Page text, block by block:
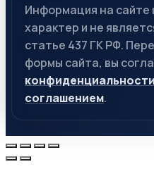
Информация на сайте
характер и не
статье 437 ГК РФ.
формы сайта, вы
конфиденциальности
соглашением.